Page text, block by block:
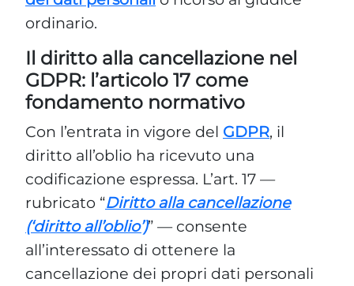
ordinario.
Il diritto alla cancellazione nel
GDPR: l’articolo 17 come
fondamento normativo
Con l’entrata in vigore del GDPR, il
diritto all’oblio ha ricevuto una
codificazione espressa. L’art. 17 —
rubricato “Diritto alla cancellazione
(‘diritto all’oblio’)” — consente
all’interessato di ottenere la
cancellazione dei propri dati personali